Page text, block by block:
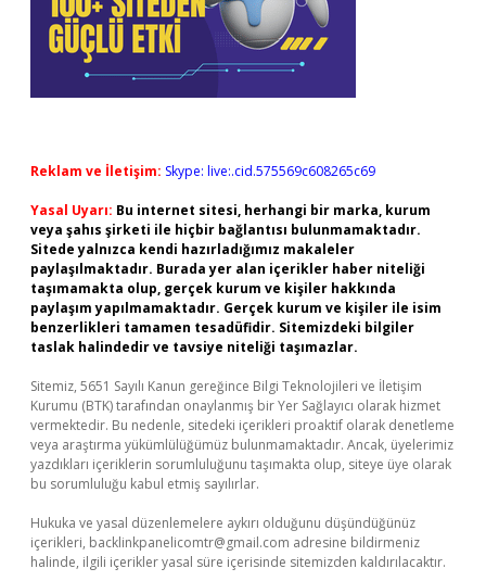
Reklam ve İletişim: Skype: live:.cid.575569c608265c69
Yasal Uyarı: Bu internet sitesi, herhangi bir marka, kurum
veya şahıs şirketi ile hiçbir bağlantısı bulunmamaktadır.
Sitede yalnızca kendi hazırladığımız makaleler
paylaşılmaktadır. Burada yer alan içerikler haber niteliği
taşımamakta olup, gerçek kurum ve kişiler hakkında
paylaşım yapılmamaktadır. Gerçek kurum ve kişiler ile isim
benzerlikleri tamamen tesadüfidir. Sitemizdeki bilgiler
taslak halindedir ve tavsiye niteliği taşımazlar.
Sitemiz, 5651 Sayılı Kanun gereğince Bilgi Teknolojileri ve İletişim
Kurumu (BTK) tarafından onaylanmış bir Yer Sağlayıcı olarak hizmet
vermektedir. Bu nedenle, sitedeki içerikleri proaktif olarak denetleme
veya araştırma yükümlülüğümüz bulunmamaktadır. Ancak, üyelerimiz
yazdıkları içeriklerin sorumluluğunu taşımakta olup, siteye üye olarak
bu sorumluluğu kabul etmiş sayılırlar.
Hukuka ve yasal düzenlemelere aykırı olduğunu düşündüğünüz
içerikleri, backlinkpanelicomtr@gmail.com adresine bildirmeniz
halinde, ilgili içerikler yasal süre içerisinde sitemizden kaldırılacaktır.